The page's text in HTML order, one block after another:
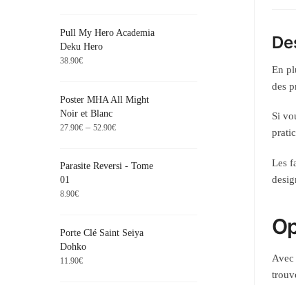
En
des
Si
Les
Avec
Pull My Hero Academia
Deku Hero
38.90€
Poster MHA All Might
Noir et Blanc
27.90€ – 52.90€
Parasite Reversi - Tome
01
8.90€
Porte Clé Saint Seiya
Dohko
11.90€